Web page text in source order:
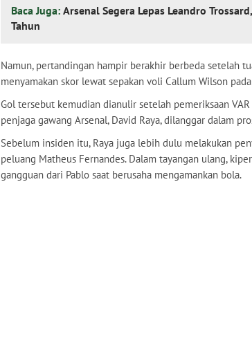
Baca Juga: Arsenal Segera Lepas Leandro
Tahun
Namun, pertandingan hampir berakhir berbeda setelah
menyamakan skor lewat sepakan voli Callum Wilson
Gol tersebut kemudian dianulir setelah pemeriksaan
penjaga gawang Arsenal, David Raya, dilanggar dalam
Sebelum insiden itu, Raya juga lebih dulu melakukan
peluang Matheus Fernandes. Dalam tayangan ulang,
gangguan dari Pablo saat berusaha mengamankan bola.